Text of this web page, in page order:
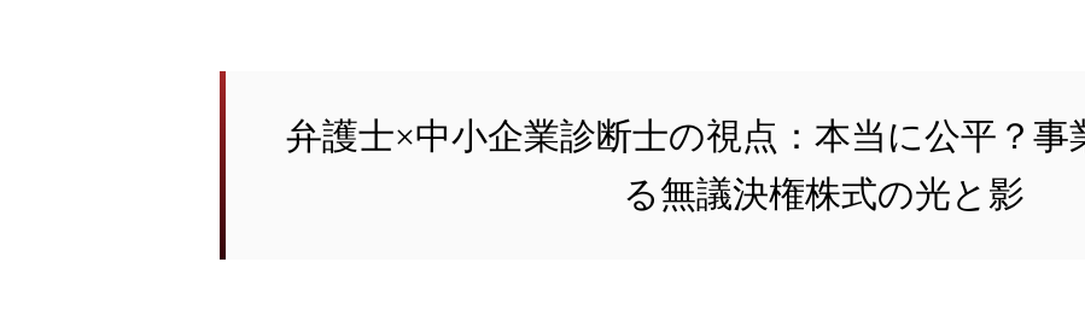
弁護士×中小企業診断士の視点：本当に公平？事
る無議決権株式の光と影